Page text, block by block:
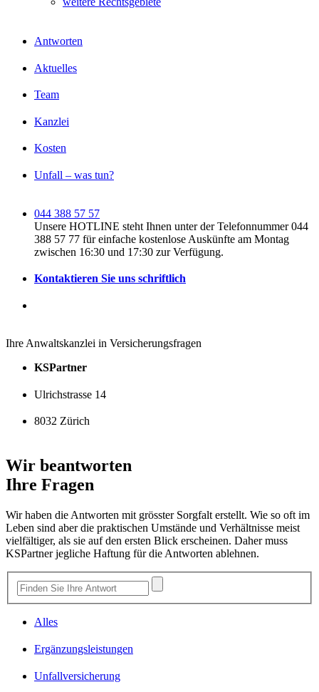
Antworten
Aktuelles
Team
Kanzlei
Kosten
Unfall – was tun?
044 388 57 57
Unsere HOTLINE steht Ihnen unter der Telefonnummer 044
388 57 77 für einfache kostenlose Auskünfte am Montag
zwischen 16:30 und 17:30 zur Verfügung.
Kontaktieren Sie uns schriftlich
Ihre Anwaltskanzlei in Versicherungsfragen
KSPartner
Ulrichstrasse 14
8032 Zürich
Wir beantworten
Ihre Fragen
Wir haben die Antworten mit grösster Sorgfalt erstellt. Wie so oft im
Leben sind aber die praktischen Umstände und Verhältnisse meist
vielfältiger, als sie auf den ersten Blick erscheinen. Daher muss
KSPartner jegliche Haftung für die Antworten ablehnen.
Alles
Ergänzungsleistungen
Unfallversicherung